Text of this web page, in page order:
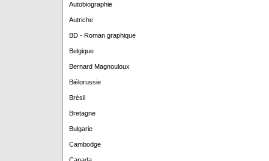
Autobiographie
Autriche
BD - Roman graphique
Belgique
Bernard Magnouloux
Biélorussie
Brésil
Bretagne
Bulgarie
Cambodge